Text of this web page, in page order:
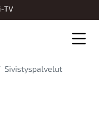
TV
Sivistyspalvelut